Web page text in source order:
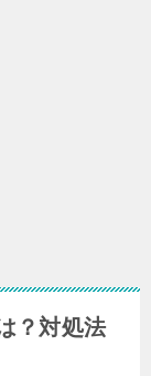
？対処法